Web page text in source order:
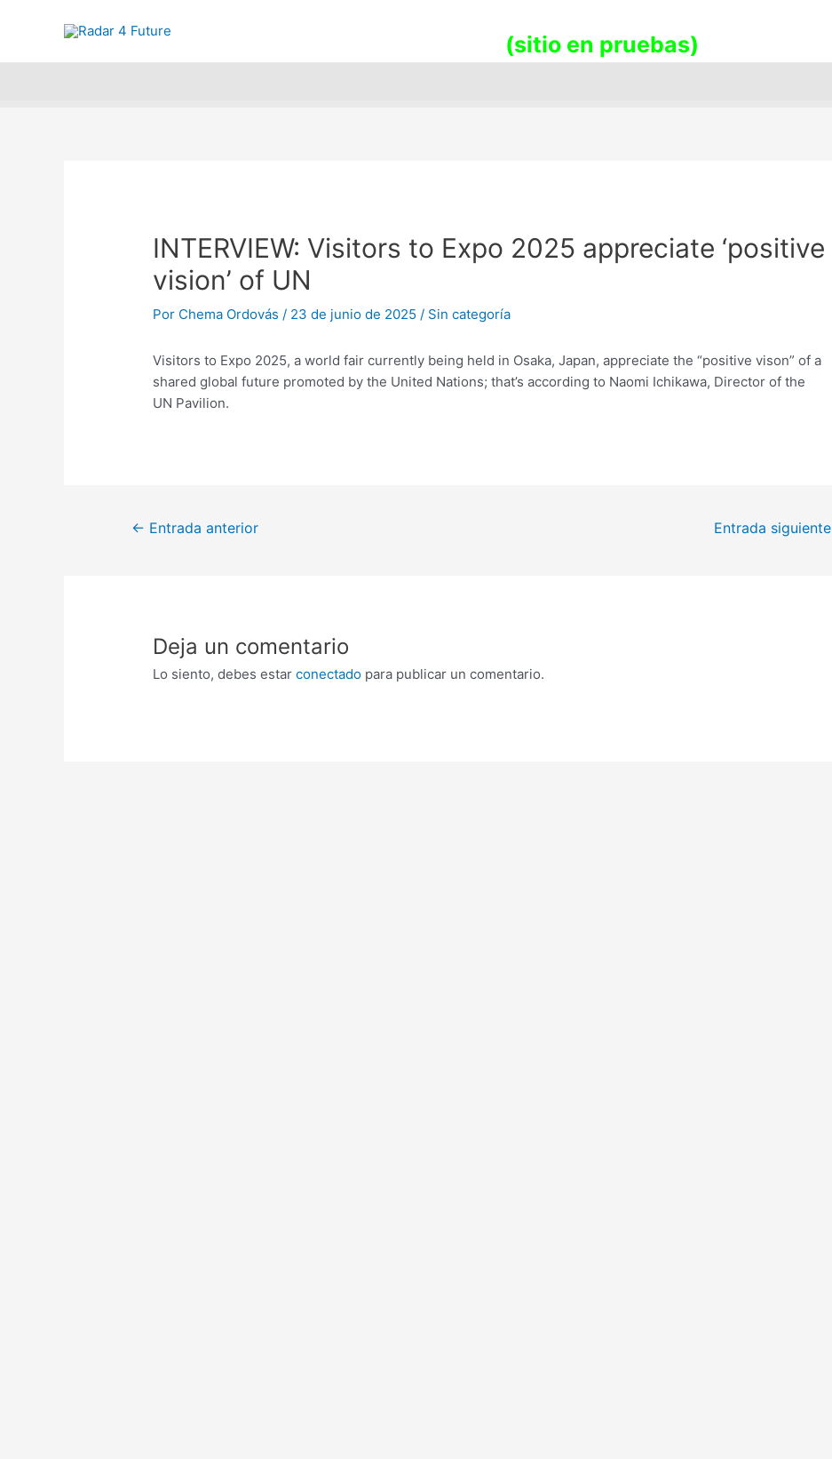
(sitio en pruebas)
INTERVIEW: Visitors to Expo 2025 appreciate ‘positive
vision’ of UN
Por Chema Ordovás/ 23 de junio de 2025/ Sin categoría
Visitors to Expo 2025, a world fair currently being held in Osaka, Japan, appreciate the “positive vison” of a
shared global future promoted by the United Nations; that’s according to Naomi Ichikawa, Director of the
UN Pavilion.
de
← Entrada anterior Entrada siguiente
Deja un comentario
Lo siento, debes estarconectado para publicar un comentario.